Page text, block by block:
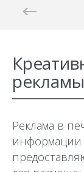
Реклама в
информации